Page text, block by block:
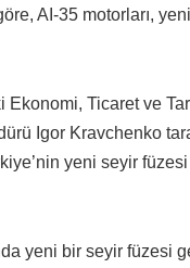
AI-35 motorları,
Ticaret ve
Igor Kravchenko
yeni seyir
yeni bir seyir füzesi